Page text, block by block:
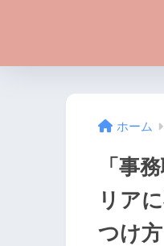
ホーム
「事
リア
つけ方